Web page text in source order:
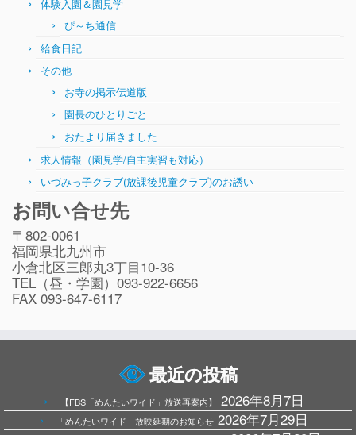
体験入園＆園見学
ぴ～ち通信
給食日記
その他
お寺の掲示伝道版
園長のひとりごと
おたより届きました
求人情報（園見学/自主実習も対応）
いづみっ子クラブ(放課後児童クラブ)のお誘い
お問い合せ先
〒802-0061
福岡県北九州市
小倉北区三郎丸3丁目10-36
TEL（昼・学園）093-922-6656
FAX 093-647-6117
最近の投稿
【FBS「めんたいワイド」放送再案内】 2026年8月7日
「めんたいワイド」放映延期のお知らせ 2026年7月29日